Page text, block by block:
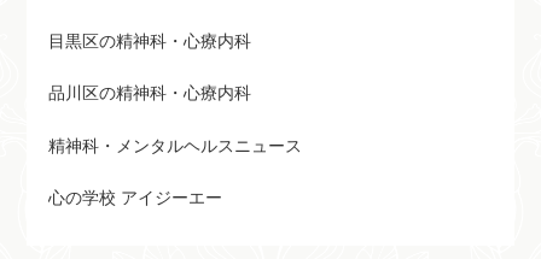
目黒区の精神科・心療内科
品川区の精神科・心療内科
精神科・メンタルヘルスニュース
心の学校 アイジーエー